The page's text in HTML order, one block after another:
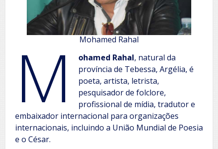
Mohamed Rahal
M ohamed Rahal, natural da
província de Tebessa, Argélia, é
poeta, artista, letrista,
pesquisador de folclore,
profissional de mídia, tradutor e
embaixador internacional para organizações
internacionais, incluindo a União Mundial de Poesia
e o César.